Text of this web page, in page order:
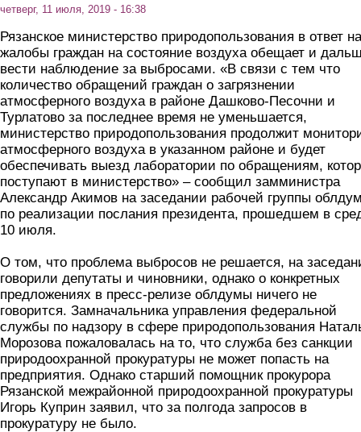
четверг, 11 июля, 2019 - 16:38
Рязанское министерство природопользования в ответ на
жалобы граждан на состояние воздуха обещает и
вести наблюдение за выбросами. «В связи с тем что
количество обращений граждан о загрязнении
атмосферного воздуха в районе Дашково-Песочни и
Турлатово за последнее время не уменьшается,
министерство природопользования продолжит
атмосферного воздуха в указанном районе и будет
обеспечивать выезд лаборатории по обращениям,
поступают в министерство» – сообщил замминистра
Александр Акимов на заседании рабочей группы
по реализации послания президента, прошедшем в
10 июля.
О том, что проблема выбросов не решается, на
говорили депутаты и чиновники, однако о конкретных
предложениях в пресс-релизе облдумы ничего не
говорится. Замначальника управления федеральной
службы по надзору в сфере природопользования
Морозова пожаловалась на то, что служба без санкции
природоохранной прокуратуры не может попасть на
предприятия. Однако старший помощник прокурора
Рязанской межрайонной природоохранной прокуратуры
Игорь Куприн заявил, что за полгода запросов в
прокуратуру не было.